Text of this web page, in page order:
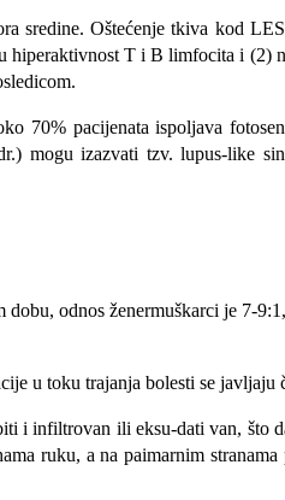
sredine. Oštećenje tkiva kod
T i B limfocita i (2)
70% pacijena­ta ispoljava
mogu izazvati tzv. lupus-like
odnos ženermuškarci je 7-
u toku trajanja bolesti se javljaju
i infiltrovan ili eksu-dati van, što
ruku, a na paimarnim